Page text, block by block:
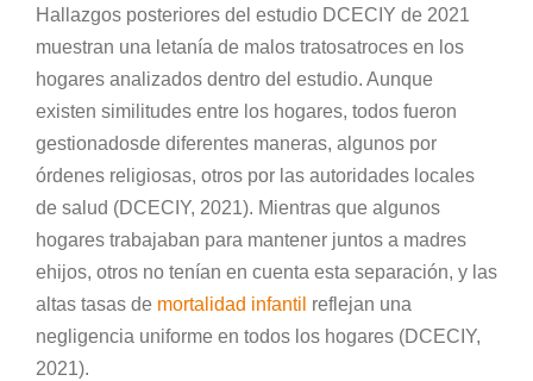
Hallazgos posteriores del estudio DCECIY de 2021
muestran una letanía de malos tratosatroces en los
hogares analizados dentro del estudio. Aunque
existen similitudes entre los hogares, todos fueron
gestionadosde diferentes maneras, algunos por
órdenes religiosas, otros por las autoridades locales
de salud (DCECIY, 2021). Mientras que algunos
hogares trabajaban para mantener juntos a madres
ehijos, otros no tenían en cuenta esta separación, y las
altas tasas de mortalidad infantil reflejan una
negligencia uniforme en todos los hogares (DCECIY,
2021).